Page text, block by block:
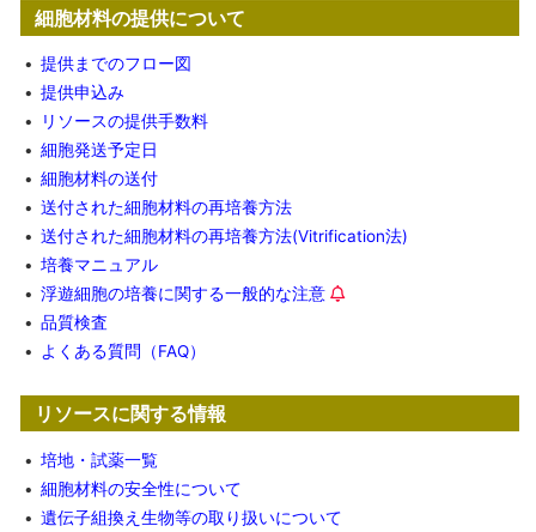
細胞材料の提供について
• 提供までのフロー図
• 提供申込み
•
リソースの提供手数料
• 細胞発送予定日
• 細胞材料の送付
• 送付された細胞材料の再培養方法
• 送付された細胞材料の再培養方法(Vitrification法)
• 培養マニュアル
• 浮遊細胞の培養に関する一般的な注意
• 品質検査
•
よくある質問（FAQ）
リソースに関する情報
• 培地・試薬一覧
• 細胞材料の安全性について
• 遺伝子組換え生物等の取り扱いについて